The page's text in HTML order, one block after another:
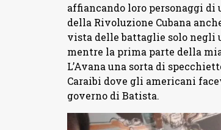
affiancando loro personaggi
della Rivoluzione Cubana
vista delle battaglie solo negli
mentre la prima parte della
L’Avana una sorta di
Caraibi dove gli americani
governo di Batista.